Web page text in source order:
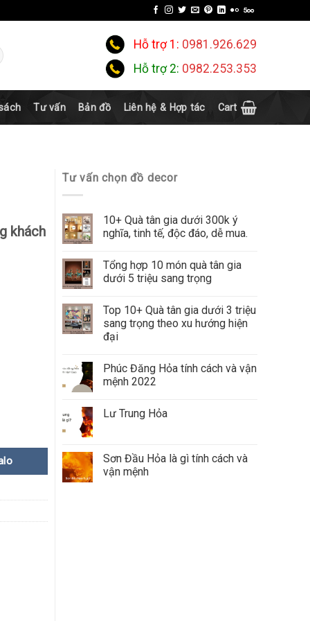
Hỗ trợ 1: 0981.926.629
Hỗ trợ 2: 0982.253.353
Tư vấn Bản đồ Liên hệ & Hợp tác Cart
khách
Tư vấn chọn đồ decor
10+ Quà tân gia dưới 300k ý
nghĩa, tinh tế, độc đáo, dễ mua.
Tổng hợp 10 món quà tân gia
dưới 5 triệu sang trọng
Top 10+ Quà tân gia dưới 3 triệu
sang trọng theo xu hướng hiện
đại
Phúc Đăng Hỏa tính cách và vận
mệnh 2022
Lư Trung Hỏa
Sơn Đầu Hỏa là gì tính cách và
vận mệnh